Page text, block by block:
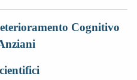
Cognitivo